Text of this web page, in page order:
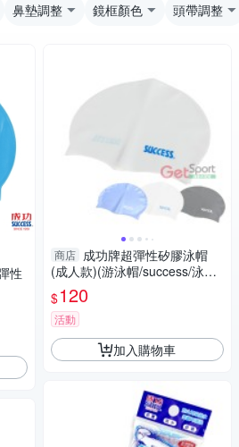
鼻墊調整 鏡框顏色 頭帶調整
性
商店 成功牌超彈性矽膠泳帽
(成人款)(游泳帽/success/泳具/
GetSport)
$120
活動
加入購物車